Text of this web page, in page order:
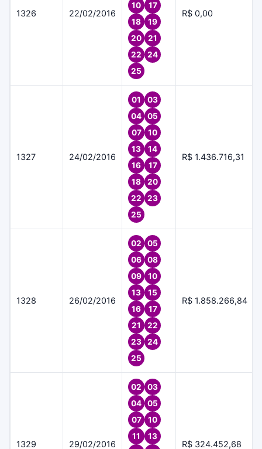
1326 22/02/2016
10
17
18
19
20
21
22
24
25
R$ 0,00
1327 24/02/2016
01
03
04
05
07
10
13
14
16
17
18
20
22
23
25
R$ 1.436.716,31
1328 26/02/2016
02
05
06
08
09
10
13
15
16
17
21
22
23
24
25
R$ 1.858.266,84
1329 29/02/2016
02
03
04
05
07
10
11
13
R$ 324.452,68